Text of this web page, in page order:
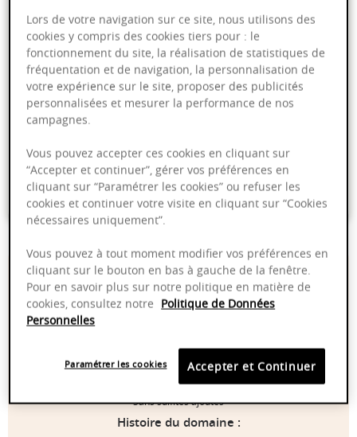
PRODUIT INDISPONIBLE
Emballage anti-casse
Paiement sécurisé
Description du produit
Histoire du produit :
La consommation du vin évolue vers un flux tendu de vins consommés
dans leur prime jeunesse… à contrario, le domaine veut offrir une cuvée
longuement murie avant et après sa mise en bouteille pour lui laisser le
temps de développer la complexité recherchée par l'amateur.
Allergènes :
Sans sulfites ajoutés
Histoire du domaine :
Lors de votre navigation sur ce site, nous utilisons des
cookies y compris des cookies tiers pour : le
fonctionnement du site, la réalisation de statistiques de
fréquentation et de navigation, la personnalisation de
votre expérience sur le site, proposer des publicités
personnalisées et mesurer la performance de nos
campagnes.
Vous pouvez accepter ces cookies en cliquant sur
“Accepter et continuer”, gérer vos préférences en
cliquant sur “Paramétrer les cookies” ou refuser les
cookies et continuer votre visite en cliquant sur “Cookies
nécessaires uniquement”.
Vous pouvez à tout moment modifier vos préférences en
cliquant sur le bouton en bas à gauche de la fenêtre.
Pour en savoir plus sur notre politique en matière de
cookies, consultez notre Politique de Données
Personnelles
Accepter et Continuer
Paramétrer les cookies